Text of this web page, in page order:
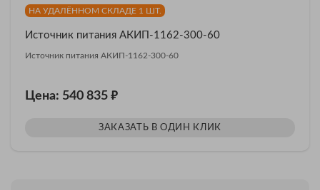
НА УДАЛЁННОМ СКЛАДЕ 1 ШТ.
Источник питания АКИП-1162-300-60
Источник питания АКИП-1162-300-60
Цена: 540 835 ₽
ЗАКАЗАТЬ В ОДИН КЛИК